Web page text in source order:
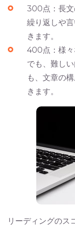
300点：長文
繰り返しや
きます。
400点：様々
でも、難し
も、文章の
きます。
リーディングのス